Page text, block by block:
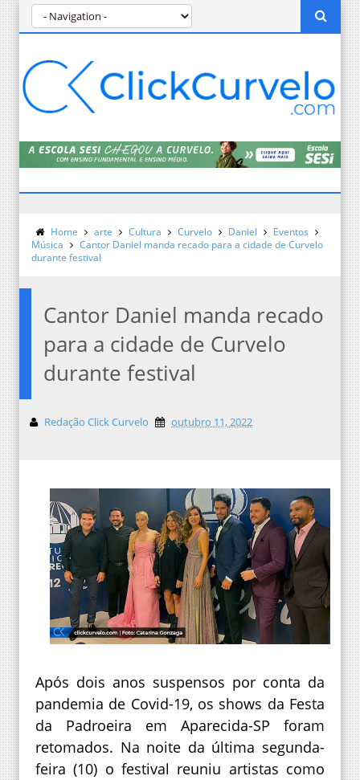
Home arte Cultura Curvelo Daniel
Eventos
Música
Cantor Daniel manda recado para a cidade de Curvelo
durante festival
Cantor Daniel manda recado
para a cidade de Curvelo
durante festival
Redação Click Curvelo outubro 11, 2022
Após dois anos suspensos por conta da
pandemia de Covid-19, os shows da Festa
da Padroeira em Aparecida-SP foram
retomados. Na noite da última segunda-
feira (10) o festival reuniu artistas como